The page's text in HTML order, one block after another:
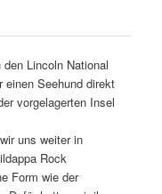
Lincoln National
einen Seehund direkt
vorgelagerten Insel
uns weiter in
Rock
Form wie der